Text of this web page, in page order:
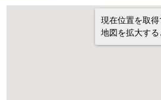
現在位置を取得
地図を拡大する